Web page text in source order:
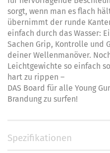
sorgt, wenn man es flach
übernimmt der runde
einfach durch das Wasser:
Sachen Grip, Kontrolle und
deiner Wellenmanöver.
Leichtgewichte so einfach
hart zu rippen –
DAS Board für alle Young
Brandung zu surfen!
Spezifikationen